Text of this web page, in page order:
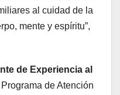
al cuidad de la
mente y espíritu”,
de Experiencia al
de Atención